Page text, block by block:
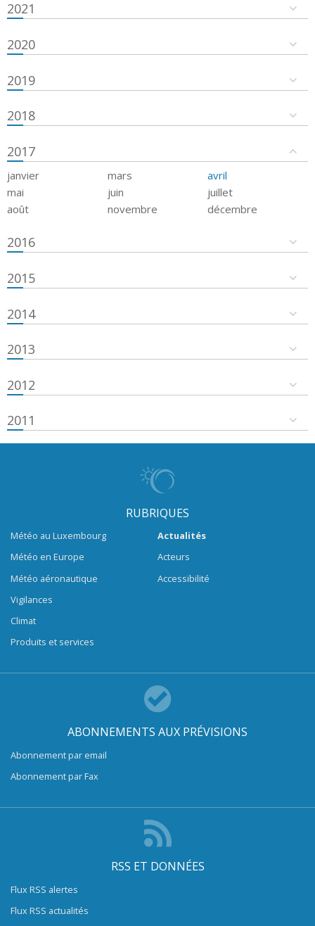
2021
2020
2019
2018
2017
janvier mars
avril
mai
juin
juillet
août
novembre décembre
2016
2015
2014
2013
2012
2011
RUBRIQUES
Météo au Luxembourg
Météo en Europe
Météo aéronautique
Vigilances
Climat
Produits et services
Actualités
Acteurs
Accessibilité
ABONNEMENTS AUX PRÉVISIONS
Abonnement par email
Abonnement par Fax
RSS ET DONNÉES
Flux RSS alertes
Flux RSS actualités